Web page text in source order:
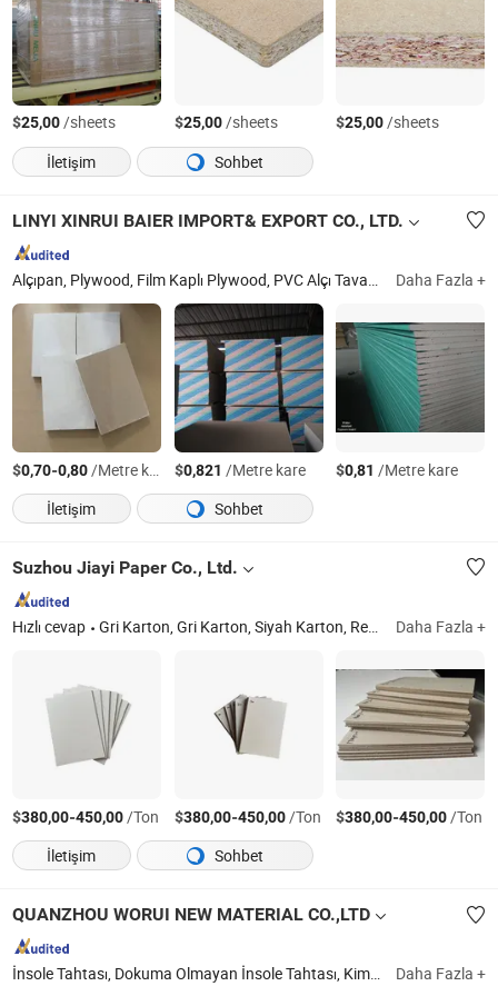
$25,00/sheets $25,00/sheets $25,00/sheets
İletişim
Sohbet
LINYI XINRUI BAIER IMPORT& EXPORT CO., LTD.
Daha Fazla +
$0,70-0,80/Metre kare $0,821 /Metre kare $0,81 /Metre kare
İletişim
Sohbet
Suzhou Jiayi Paper Co., Ltd.
Hızlı cevap Gri Karton, Gri Karton, Siyah Karton, Renkli Karton, Alçıpan Kağıdı, Kağıt Tahtası, Lamineli Karton, Kompozit Karton, Alçı Tahtası Kağıdı, Kuru Duvar Kağıdı Daha Fazla +
$380,00-450,00/Ton $380,00-450,00/Ton $380,00-450,00/Ton
İletişim
Sohbet
QUANZHOU WORUI NEW MATERIAL CO.,LTD
İnsole Tahtası, Dokuma Olmayan İnsole Tahtası, Kimyasal Levha, Lif İnsole Tahtası, Kağıt İnsole Tahtası Daha Fazla +